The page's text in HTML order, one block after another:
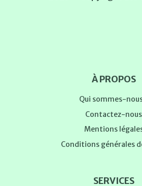
À PROPOS
Qui sommes-
Contactez-nous
Mentions
Conditions générales
SERVICES